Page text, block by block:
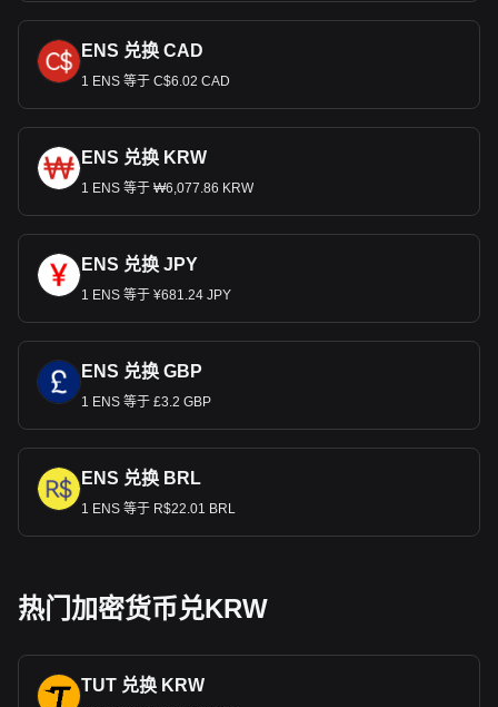
ENS 兑换 CAD
1 ENS 等于 C$6.02 CAD
ENS 兑换 KRW
1 ENS 等于 ₩6,077.86 KRW
ENS 兑换 JPY
1 ENS 等于 ¥681.24 JPY
ENS 兑换 GBP
1 ENS 等于 £3.2 GBP
ENS 兑换 BRL
1 ENS 等于 R$22.01 BRL
热门加密货币兑KRW
TUT 兑换 KRW